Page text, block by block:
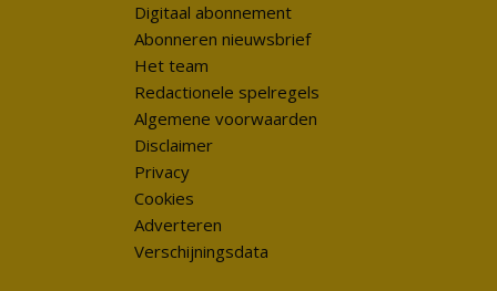
Digitaal abonnement
Abonneren nieuwsbrief
Het team
Redactionele spelregels
Algemene voorwaarden
Disclaimer
Privacy
Cookies
Adverteren
Verschijningsdata